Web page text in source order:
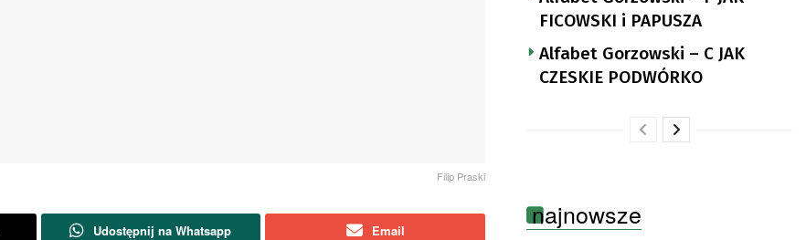
Filip Praski
Udostępnij na Whatsapp Email
FICOWSKI i PAPUSZA
Alfabet Gorzowski – C JAK
CZESKIE PODWÓRKO
najnowsze